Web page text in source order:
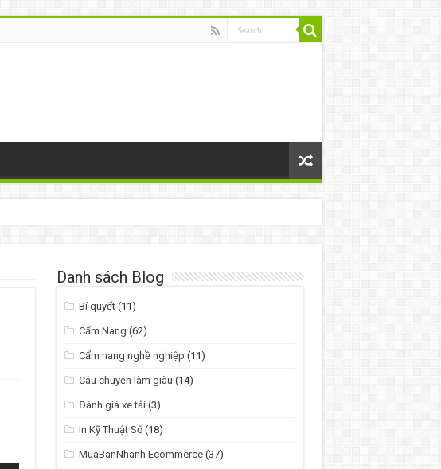
Danh sách Blog
Bí quyết (11)
Cẩm Nang (62)
Cẩm nang nghề nghiệp (11)
Câu chuyện làm giàu (14)
Đánh giá xe tải (3)
In Kỹ Thuật Số(18)
MuaBanNhanh Ecommerce (37)